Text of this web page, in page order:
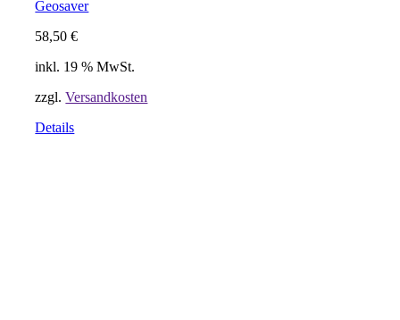
Geosaver
58,50€
inkl. 19 % MwSt.
zzgl.Versandkosten
Details